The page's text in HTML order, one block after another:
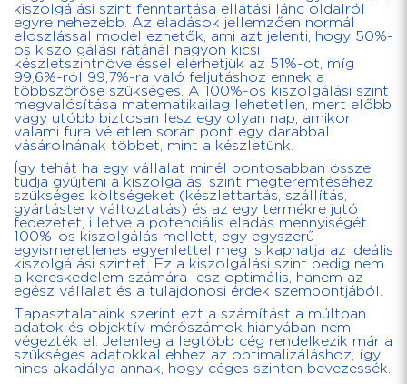
kiszolgálási szint fenntartása ellátási lánc oldalról
egyre nehezebb. Az eladások jellemzően normál
eloszlással modellezhetők, ami azt jelenti, hogy 50%-
os kiszolgálási rátánál nagyon kicsi
készletszintnöveléssel elérhetjük az 51%-ot, míg
99,6%-ról 99,7%-ra való feljutáshoz ennek a
többszöröse szükséges. A 100%-os kiszolgálási szint
megvalósítása matematikailag lehetetlen, mert előbb
vagy utóbb biztosan lesz egy olyan nap, amikor
valami fura véletlen során pont egy darabbal
vásárolnának többet, mint a készletünk.
Így tehát ha egy vállalat minél pontosabban össze
tudja gyűjteni a kiszolgálási szint megteremtéséhez
szükséges költségeket (készlettartás, szállítás,
gyártásterv változtatás) és az egy termékre jutó
fedezetet, illetve a potenciális eladás mennyiségét
100%-os kiszolgálás mellett, egy egyszerű
egyismeretlenes egyenlettel meg is kaphatja az ideális
kiszolgálási szintet. Ez a kiszolgálási szint pedig nem
a kereskedelem számára lesz optimális, hanem az
egész vállalat és a tulajdonosi érdek szempontjából.
Tapasztalataink szerint ezt a számítást a múltban
adatok és objektív mérőszámok hiányában nem
végezték el. Jelenleg a legtöbb cég rendelkezik már a
szükséges adatokkal ehhez az optimalizáláshoz, így
nincs akadálya annak, hogy céges szinten bevezessék.